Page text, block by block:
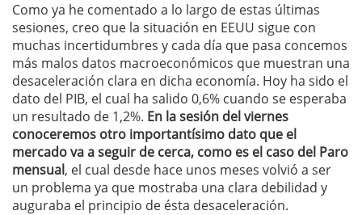
Como ya he comentado a lo largo de estas últimas
sesiones, creo que la situación en EEUU sigue con
muchas incertidumbres y cada día que pasa concemos
más malos datos macroeconómicos que muestran una
desaceleración clara en dicha economía. Hoy ha sido el
dato del PIB, el cual ha salido 0,6% cuando se esperaba
un resultado de 1,2%. En la sesión del viernes
conoceremos otro importantísimo dato que el
mercado va a seguir de cerca, como es el caso del Paro
mensual, el cual desde hace unos meses volvió a ser
un problema ya que mostraba una clara debilidad y
auguraba el principio de ésta desaceleración.